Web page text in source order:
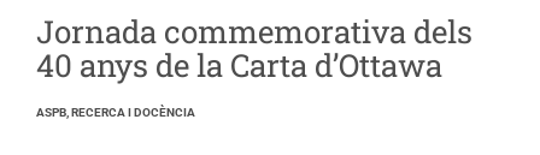
Jornada commemorativa dels
40 anys de la Carta d’Ottawa
ASPB, RECERCA I DOCÈNCIA